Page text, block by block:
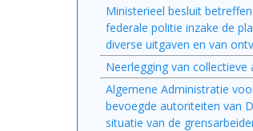
Ministerieel besluit
federale politie inzake de
diverse uitgaven en van
Neerlegging van
Algemene Administratie
bevoegde autoriteiten van
situatie van de